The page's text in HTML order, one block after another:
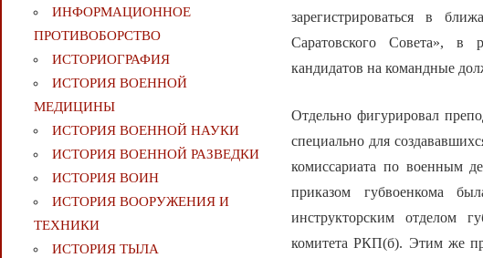
зарегистрироваться в
Саратовского Совета», в
кандидатов на командные
Отдельно фигурировал
специально для
комиссариата по военным
приказом губвоенкома
инструкторским отделом
комитета РКП(б). Этим же
ИНФОРМАЦИОННОЕ
ПРОТИВОБОРСТВО
ИСТОРИОГРАФИЯ
ИСТОРИЯ ВОЕННОЙ
МЕДИЦИНЫ
ИСТОРИЯ ВОЕННОЙ НАУКИ
ИСТОРИЯ ВОЕННОЙ РАЗВЕДКИ
ИСТОРИЯ ВОИН
ИСТОРИЯ ВООРУЖЕНИЯ И
ТЕХНИКИ
ИСТОРИЯ ТЫЛА